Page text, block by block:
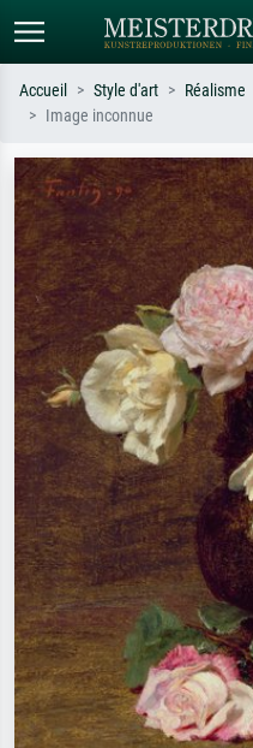
Recherchez par artiste, titre ou style –
ex. Monet, Nuit étoilée,
impressionnisme, vague de Hokusai,
nu.
Accueil Style d'art Réalisme
Image inconnue